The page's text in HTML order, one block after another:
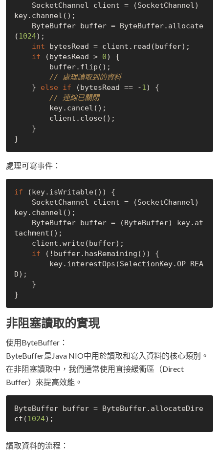
key.channel();
(1024);
int bytesRead = client.read(buffer);
if (bytesRead > 0) {
// 處理讀取到的資料
    }
else if (bytesRead == -1) {
// 連線已關閉
處理可寫事件：
if (key.isWritable()) {
key.channel();
tachment();
if (!buffer.hasRemaining()) {
D);
非阻塞讀取的實現
使用ByteBuffer：
ByteBuffer是Java NIO中用於讀取和寫入資料的核心類別。
在非阻塞讀取中，我們通常使用直接緩衝區（Direct
Buffer）來提高效能。
ByteBuffer buffer = ByteBuffer.allocateDire
ct(1024
讀取資料的流程：